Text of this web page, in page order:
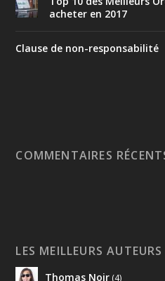
acheter en 2017
Clause de non-responsabilité
COMMENTAIRES
LES MEILLEURS AUTEURS
Thomas Noir (4)